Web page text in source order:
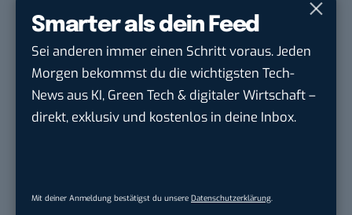
Smarter als dein Feed
Sei anderen immer einen Schritt voraus. Jeden
Morgen bekommst du die wichtigsten Tech-
News aus KI, Green Tech & digitaler Wirtschaft –
direkt, exklusiv und kostenlos in deine Inbox.
Mit deiner Anmeldung bestätigst du unsere Datenschutzerklärung
Auch interessant:
Größtes Datenleck aller Zeiten: 3,5 Milliarden
WhatsApp-Nutzer betroffen
Gemini 3: Google macht auf Anti-ChatGPT
OpenAI will ChatGPT den Gedankenstrich